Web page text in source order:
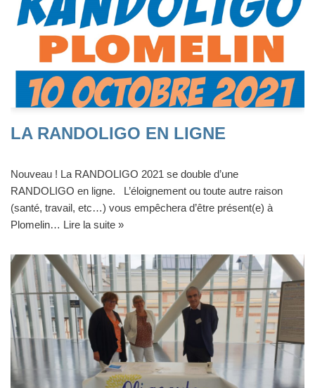
LA RANDOLIGO EN LIGNE
Nouveau ! La RANDOLIGO 2021 se double d’une
RANDOLIGO en ligne. L’éloignement ou toute autre raison
(santé, travail, etc…) vous empêchera d’être présent(e) à
Plomelin… Lire la suite »